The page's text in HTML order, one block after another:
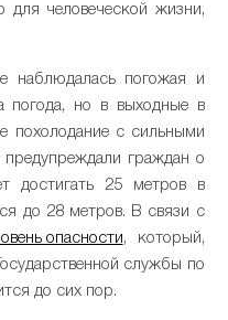
для человеческой жизни,
наблюдалась погожая и
погода, но в выходные в
похолодание с сильными
предупреждали граждан о
достигать 25 метров в
до 28 метров. В связи с
опасности, который,
службы по
до сих пор.